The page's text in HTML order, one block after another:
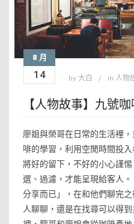
8 月
14 by 大白 in 人物
【人物故事】九號
廖姐與榮哥在日常的生活裡
啡的學習，利用空閒時間投
將好的留下，不好的小心謹
選、過濾，才能呈現給客人
分享而已」，在和他們聊完
人聊聊，還是在找尋可以得